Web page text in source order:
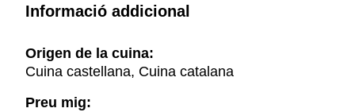
Informació addicional
Origen de la cuina:
Cuina castellana, Cuina catalana
Preu mig: